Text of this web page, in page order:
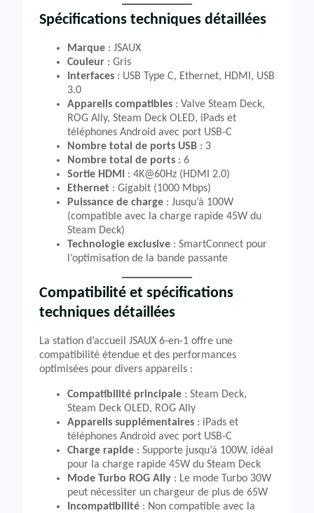
Spécifications techniques détaillées
Marque : JSAUX
Couleur : Gris
Interfaces : USB Type C, Ethernet, HDMI, USB
3.0
Appareils compatibles : Valve Steam Deck,
ROG Ally, Steam Deck OLED, iPads et
téléphones Android avec port USB-C
Nombre total de ports USB : 3
Nombre total de ports : 6
Sortie HDMI
: 4K@60Hz (HDMI 2.0)
Ethernet : Gigabit (1000 Mbps)
Puissance de charge : Jusqu’à 100W
(compatible avec la charge rapide 45W du
Steam Deck)
Technologie exclusive : SmartConnect pour
l’optimisation de la bande passante
Compatibilité et spécifications
techniques détaillées
La station d’accueil JSAUX 6-en-1 offre une
compatibilité étendue et des performances
optimisées pour divers appareils :
Compatibilité principale : Steam Deck,
Steam Deck OLED, ROG Ally
Appareils supplémentaires : iPads et
téléphones Android avec port USB-C
Charge rapide : Supporte jusqu’à 100W, idéal
pour la charge rapide 45W du Steam Deck
Mode Turbo ROG Ally : Le mode Turbo 30W
peut nécessiter un chargeur de plus de 65W
Incompatibilité : Non compatible avec la